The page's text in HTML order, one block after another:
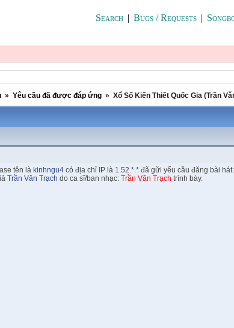
Search | Bugs / Requests |
» Yêu cầu đã được đáp ứng » Xổ Số Kiến Thiết Quốc Gia (Trần
tên là kinhngu4 có địa chỉ IP là 1.52.*.* đã gữi yểu cầu đăng bài hát:
Trần Văn Trạch do ca sĩ/ban nhạc: Trần Văn Trạch trình bày.